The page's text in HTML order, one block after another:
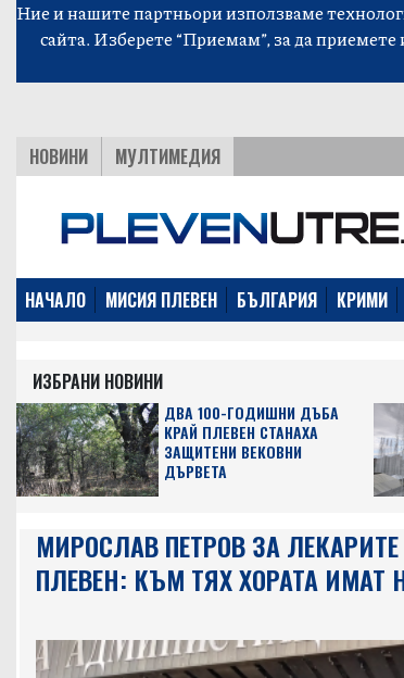
Ние и нашите партньори използваме
сайта. Изберете “Приемам”, за да
НОВИНИ МУЛТИМЕДИЯ
НАЧАЛО МИСИЯ ПЛЕВЕН БЪЛГАРИЯ КРИМИ
ИЗБРАНИ НОВИНИ
ДВА 100-ГОДИШНИ ДЪБА
КРАЙ ПЛЕВЕН СТАНАХА
ЗАЩИТЕНИ ВЕКОВНИ
ДЪРВЕТА
МИРОСЛАВ ПЕТРОВ ЗА
ПЛЕВЕН: КЪМ ТЯХ ХОРАТА ИМАТ